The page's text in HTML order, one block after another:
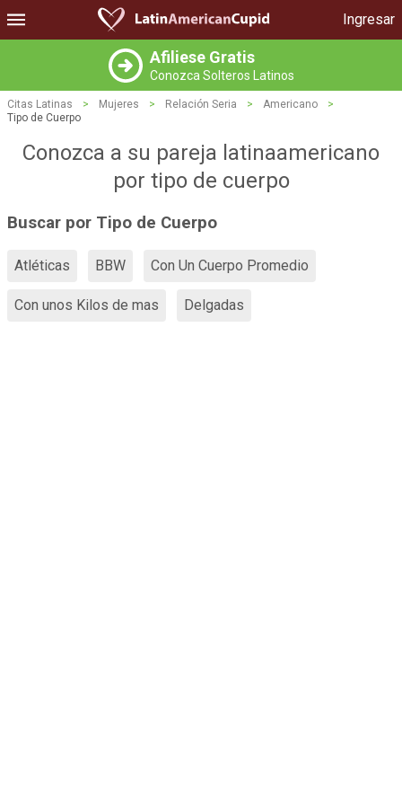
Ingresar
Afiliese Gratis
Conozca Solteros Latinos
Citas Latinas > Mujeres > Relación Seria > Americano
>
Tipo de Cuerpo
Conozca a su pareja latinaamericano
por tipo de cuerpo
Buscar por Tipo de Cuerpo
Atléticas BBW Con Un Cuerpo Promedio
Con unos Kilos de mas Delgadas